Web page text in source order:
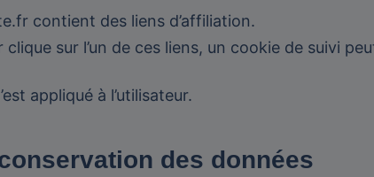
contient des liens d’affiliation.
clique sur l’un de ces liens, un cookie de suivi
appliqué à l’utilisateur.
des données